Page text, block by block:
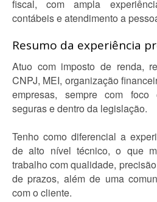
fiscal, com ampla
contábeis e atendimento a
Resumo da experiência
Atuo com imposto de renda,
CNPJ, MEI, organização
empresas, sempre com foco
seguras e dentro da legislação.
Tenho como diferencial a
de alto nível técnico, o que
trabalho com qualidade,
de prazos, além de uma
com o cliente.